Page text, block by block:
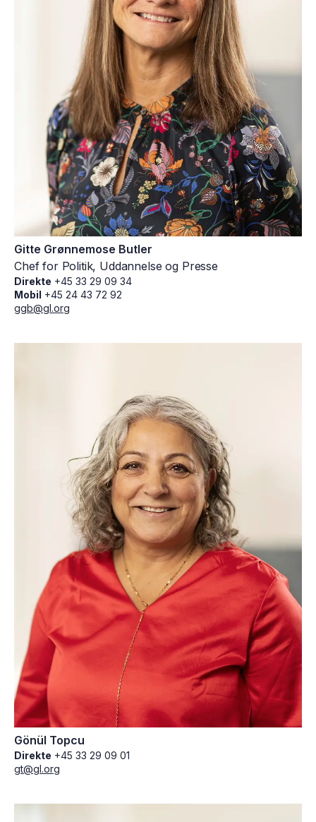
Gitte Grønnemose Butler
Chef for Politik, Uddannelse og Presse
Direkte +45 33 29 09 34
Mobil +45 24 43 72 92
ggb@gl.org
Gönül Topcu
Direkte +45 33 29 09 01
gt@gl.org